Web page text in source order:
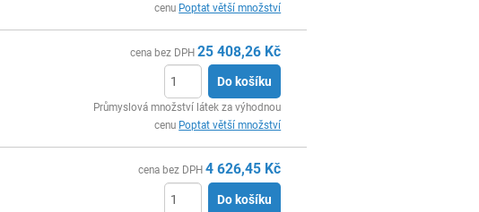
cenu Poptat větší množství
cena bez DPH 25 408,26 Kč
Do košíku
Průmyslová množství látek za výhodnou
cenu Poptat větší množství
cena bez DPH 4 626,45 Kč
Do košíku